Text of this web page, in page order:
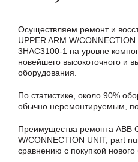
Осуществляем ремонт и
UPPER ARM W/
3HAC3100-1 на уровне
новейшего высокоточного и
оборудования.
По статистике, около 90%
обычно неремонтируемым,
Преимущества ремонта ABB
W/CONNECTION UNIT, part
сравнению с покупкой нового